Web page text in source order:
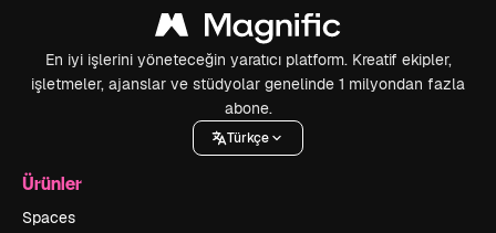
En iyi işlerini yöneteceğin yaratıcı platform. Kreatif ekipler,
işletmeler, ajanslar ve stüdyolar genelinde 1 milyondan fazla
abone.
Türkçe
Ürünler
Spaces